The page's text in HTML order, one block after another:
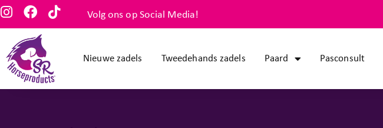
Volg ons op Social Media!
Nieuwe zadels Tweedehands zadels Paard Pasconsult